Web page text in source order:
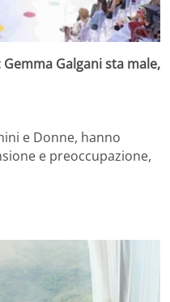
Galgani sta male,
e Donne, hanno
e preoccupazione,